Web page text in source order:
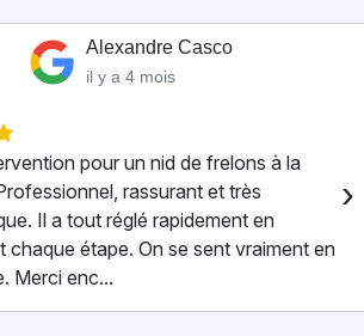
Alexandre Casco
il y a 4 mois
pour un nid de frelons à la
rassurant et très
a tout réglé rapidement en
étape. On se sent vraiment en
enc...
›